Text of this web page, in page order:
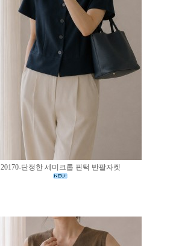
20170-단정한 세미크롭 핀턱 반팔자켓